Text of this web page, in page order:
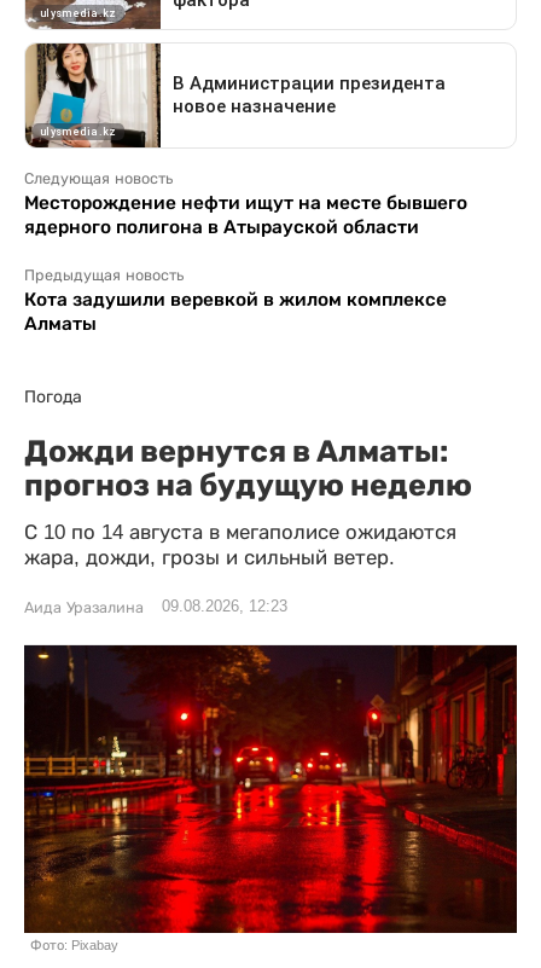
Следующая новость
Месторождение нефти ищут на месте бывшего
ядерного полигона в Атырауской области
Предыдущая новость
Кота задушили веревкой в жилом комплексе
Алматы
Погода
Дожди вернутся в Алматы:
прогноз на будущую неделю
С 10 по 14 августа в мегаполисе ожидаются
жара, дожди, грозы и сильный ветер.
Аида Уразалина 09.08.2026, 12:23
Фото: Pixabay